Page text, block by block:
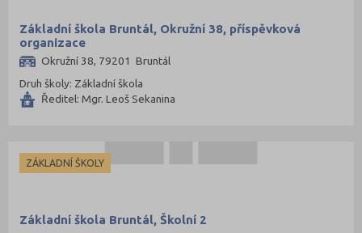
Základní škola Bruntál, Okružní 38, příspěvková
organizace
Okružní 38, 79201 Bruntál
Druh školy: Základní škola
Ředitel: Mgr. Leoš Sekanina
ZÁKLADNÍ ŠKOLY
Základní škola Bruntál, Školní 2